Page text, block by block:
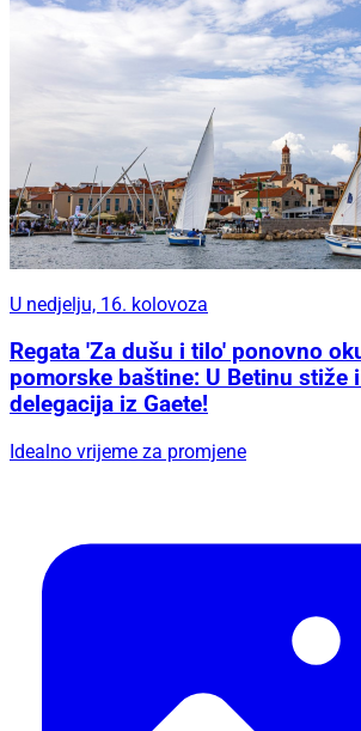
U nedjelju, 16. kolovoza
Regata 'Za dušu i tilo' ponovno
pomorske baštine: U Betinu stiže
delegacija iz Gaete!
Idealno vrijeme za promjene